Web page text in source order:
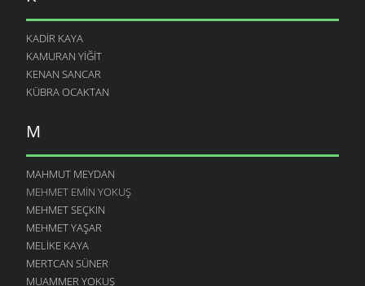
KADIR KAYA
KAMURAN YIĞIT
KENAN SANCAR
KÜBRA OCAKTAN
M
MAHMUT MEYDAN
MEHMET EMIN YOKUŞ
MEHMET SEÇKIN
MEHMET YAŞAR
MELIKE KAYA
MERTCAN SÜNER
MUAMMER YOKUŞ